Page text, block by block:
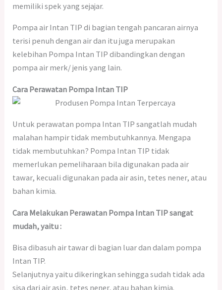
memiliki spek yang sejajar.
Pompa air Intan TIP di bagian tengah pancaran airnya
terisi penuh dengan air dan itu juga merupakan
kelebihan Pompa Intan TIP dibandingkan dengan
pompa air merk/ jenis yang lain.
Cara Perawatan Pompa Intan TIP
Untuk perawatan pompa Intan TIP sangatlah mudah
malahan hampir tidak membutuhkannya. Mengapa
tidak membutuhkan? Pompa Intan TIP tidak
memerlukan pemeliharaan bila digunakan pada air
tawar, kecuali digunakan pada air asin, tetes nener, atau
bahan kimia.
Cara Melakukan Perawatan Pompa Intan TIP sangat
mudah, yaitu :
Bisa dibasuh air tawar di bagian luar dan dalam pompa
Intan TIP.
Selanjutnya yaitu dikeringkan sehingga sudah tidak ada
sisa dari air asin, tetes nener, atau bahan kimia.